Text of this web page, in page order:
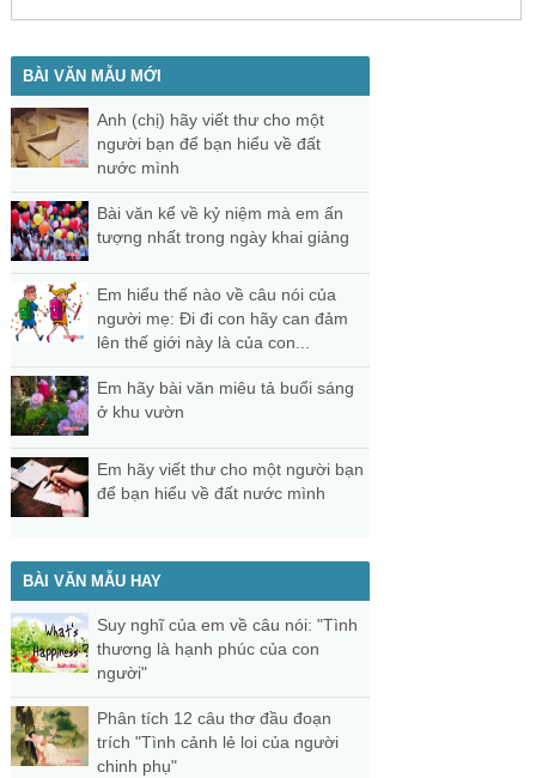
BÀI VĂN MẪU MỚI
Anh (chị) hãy viết thư cho một
người bạn để bạn hiểu về đất
nước mình
Bài văn kể về kỷ niệm mà em ấn
tượng nhất trong ngày khai giảng
Em hiểu thế nào về câu nói của
người mẹ: Đi đi con hãy can đảm
lên thế giới này là của con...
Em hãy bài văn miêu tả buổi sáng
ở khu vườn
Em hãy viết thư cho một người bạn
để bạn hiểu về đất nước mình
BÀI VĂN MẪU HAY
Suy nghĩ của em về câu nói: "Tình
thương là hạnh phúc của con
người"
Phân tích 12 câu thơ đầu đoạn
trích "Tình cảnh lẻ loi của người
chinh phụ"